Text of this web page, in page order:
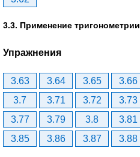
3.3. Применение тригонометрии
Упражнения
3.63 3.64 3.65 3.66
3.7
3.71 3.72 3.73
3.77
3.79 3.8 3.81
3.85
3.86 3.87 3.88